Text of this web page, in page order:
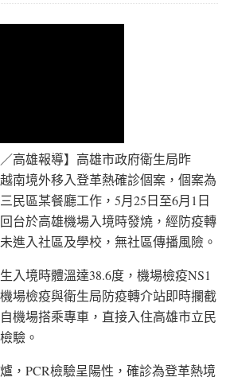
高雄報導】高雄市政府衛生局昨
越南境外移入登革熱確診個案，個案為
民區某餐廳工作，5月25日至6月1日
台於高雄機場入境時發燒，經防疫轉
進入社區及學校，無社區傳播風險。
入境時體溫達38.6度，機場檢疫NS1
場檢疫與衛生局防疫轉介站即時攔截
機場搭乘專車，直接入住高雄市立民
驗。
，PCR檢驗呈陽性，確診為登革熱境